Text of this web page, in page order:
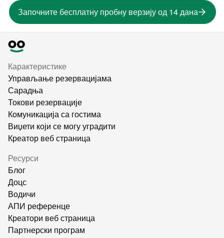
Започните бесплатну пробну верзију од 14 дана
Карактеристике
Управљање резервацијама
Сарадња
Токови резервације
Комуникација са гостима
Виџети који се могу уградити
Креатор веб страница
Ресурси
Блог
Доцс
Водичи
АПИ референце
Креатори веб страница
Партнерски програм